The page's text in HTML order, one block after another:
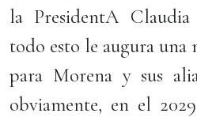
la PresidentA Claudia
todo esto le augura una
para Morena y sus
obviamente, en el